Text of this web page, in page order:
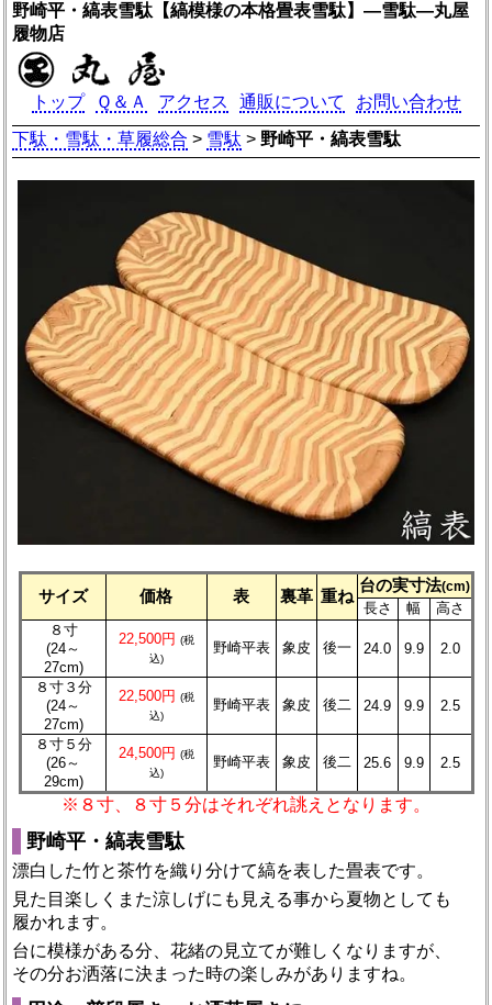
野崎平・縞表雪駄【縞模様の本格畳表雪駄】―雪駄―丸屋
履物店
トップ Ｑ＆Ａ アクセス 通販について
お問い合わせ
下駄・雪駄・草履総合 > 雪駄 > 野崎平・縞表雪駄
サイズ 価格 表 裏革 重ね
台の実寸法(cm)
長さ 幅
高さ
８寸
(24～
27cm)
22,500円 (税
込)
野崎平表 象皮 後一 24.0 9.9 2.0
８寸３分
(24～
27cm)
22,500円 (税
込)
野崎平表 象皮 後二 24.9 9.9 2.5
８寸５分
(26～
29cm)
24,500円 (税
込)
野崎平表 象皮 後二 25.6 9.9 2.5
※８寸、８寸５分はそれぞれ誂えとなります。
野崎平・縞表雪駄
漂白した竹と茶竹を織り分けて縞を表した畳表です。
見た目楽しくまた涼しげにも見える事から夏物としても
履かれます。
台に模様がある分、花緒の見立てが難しくなりますが、
その分お洒落に決まった時の楽しみがありますね。